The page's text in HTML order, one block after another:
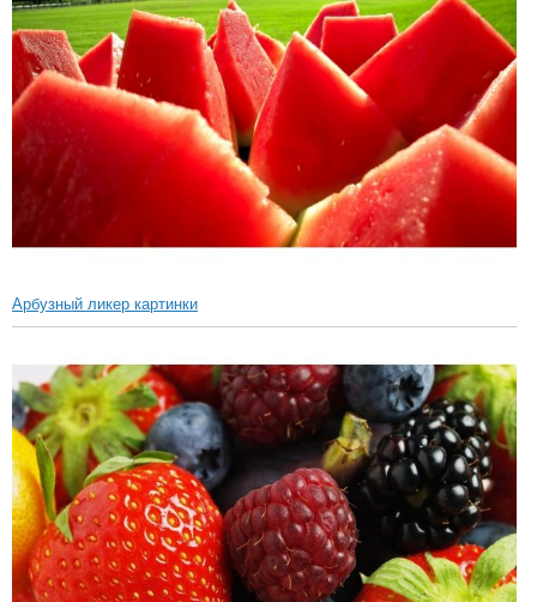
Арбузный ликер картинки